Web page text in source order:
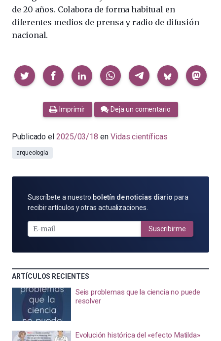
de 20 años. Colabora de forma habitual en
diferentes medios de prensa y radio de difusión
nacional.
Compartir
Imprimir Deja un comentario
Publicado el 2025/03/18 en Vidas científicas
arqueología
SUSCRÍBETE
POR
MAIL
Suscríbete a nuestro boletín de noticias diario para
recibir artículos y otras actualizaciones.
Suscribirme
ARTÍCULOS RECIENTES
Seis problemas que la ciencia no puede
resolver
Evolución histórica del «efecto Matilda»